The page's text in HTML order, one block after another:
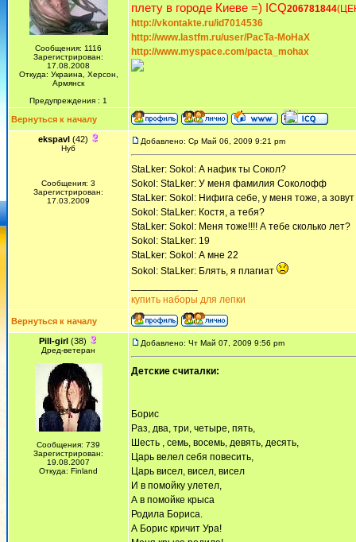
Сообщения: 1116
Зарегистрирован:
17.08.2008
Откуда: Украина, Херсон,
Армянск
Предупреждения : 1
плету в городе Киеве =) ICQ206781844
http://vkontakte.ru/id7014536
http://www.lastfm.ru/user/PacTa-MoHaX
http://www.myspace.com/pacta_mohax
Вернуться к началу
ekspavl(42)
Нуб
Сообщения: 3
Зарегистрирован:
17.03.2009
Добавлено: Ср Май 06, 2009 9:21 pm
StaLker: Sokol: А нафик ты Сокол?
Sokol: StaLker: У меня фамилия Соколофф
StaLker: Sokol: Нифига себе, у меня тоже, а зовут
Sokol: StaLker: Костя, а тебя?
StaLker: Sokol: Меня тоже!!!! А тебе сколько лет?
Sokol: StaLker: 19
StaLker: Sokol: А мне 22
Sokol: StaLker: Блять, я плагиат
купить наборы для лепки
Вернуться к началу
Pill-girl (38)
Дред-ветеран
Сообщения: 739
Зарегистрирован:
19.08.2007
Откуда: Finland
Добавлено: Чт Май 07, 2009 9:56 pm
Детские считалки:
Борис
Раз, два, три, четыре, пять,
Шесть , семь, восемь, девять, десять,
Царь велел себя повесить,
Царь висел, висел, висел
И в помойку улетел,
А в помойке крыса
Родила Бориса.
А Борис кричит Ура!